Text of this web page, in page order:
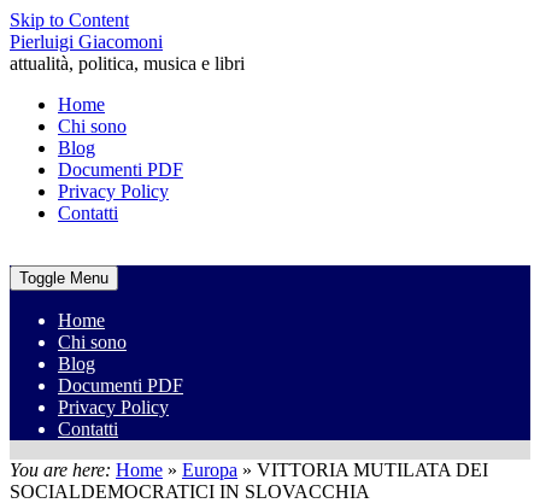
Skip to Content
Pierluigi Giacomoni
attualità, politica, musica e libri
Home
Chi sono
Blog
Documenti PDF
Privacy Policy
Contatti
Toggle Menu
Home
Chi sono
Blog
Documenti PDF
Privacy Policy
Contatti
You are here: Home » Europa » VITTORIA MUTILATA DEI
SOCIALDEMOCRATICI IN SLOVACCHIA